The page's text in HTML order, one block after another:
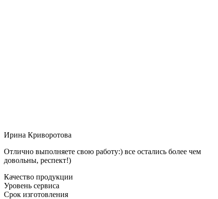
Ирина Криворотова
Отлично выполняете свою работу:) все остались более чем
довольны, респект!)
Качество продукции
Уровень сервиса
Срок изготовления